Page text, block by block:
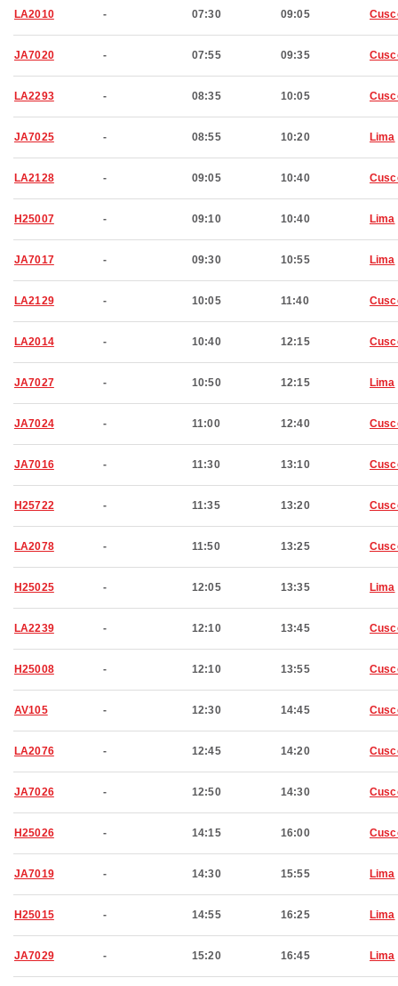
LA2010 - 07:30 09:05
JA7020 - 07:55 09:35
LA2293 - 08:35 10:05
JA7025 - 08:55 10:20 Lima
LA2128 - 09:05 10:40
H25007 - 09:10 10:40 Lima
JA7017 - 09:30 10:55 Lima
LA2129 - 10:05 11:40
LA2014 - 10:40 12:15
JA7027 - 10:50 12:15 Lima
JA7024 - 11:00 12:40
JA7016 - 11:30 13:10
H25722 - 11:35 13:20
LA2078 - 11:50 13:25
H25025 - 12:05 13:35 Lima
LA2239 - 12:10 13:45
H25008 - 12:10 13:55
AV105 - 12:30 14:45
LA2076 - 12:45 14:20
JA7026 - 12:50 14:30
H25026 - 14:15 16:00
JA7019 - 14:30 15:55 Lima
H25015 - 14:55 16:25 Lima
JA7029 - 15:20 16:45 Lima